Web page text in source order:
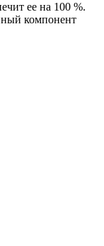
ее на 100 %.
компонент